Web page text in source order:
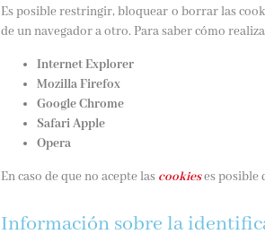
Es posible restringir, bloquear o borrar las
de un navegador a otro. Para saber cómo
Internet Explorer
Mozilla Firefox
Google Chrome
Safari Apple
Opera
En caso de que no acepte las cookieses posible
Información sobre la